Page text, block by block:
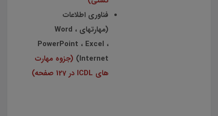
فناوری اطلاعات
(مهارتهای Word ،
PowerPoint ، Excel ،
Internet) (جزوه مهارت
های ICDL در 127 صفحه)